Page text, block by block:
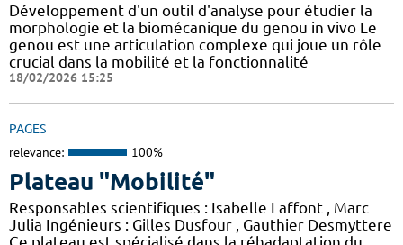
Développement d'un outil d'analyse pour étudier la
morphologie et la biomécanique du genou in vivo Le
genou est une articulation complexe qui joue un rôle
crucial dans la mobilité et la fonctionnalité
18/02/2026 15:25
PAGES
relevance: 100%
Plateau "Mobilité"
Responsables scientifiques : Isabelle Laffont , Marc
Julia Ingénieurs : Gilles Dusfour , Gauthier Desmyttere